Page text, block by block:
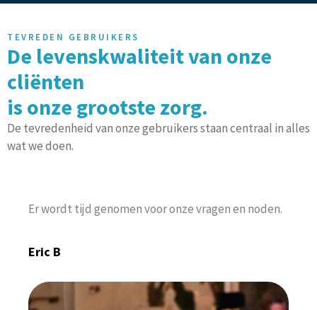
TEVREDEN GEBRUIKERS
De levenskwaliteit van onze
cliënten
is onze grootste zorg.
De tevredenheid van onze gebruikers staan centraal in alles
wat we doen.
Er wordt tijd genomen voor onze vragen en noden.
Eric B